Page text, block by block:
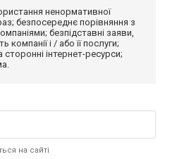
ненормативної
безпосереднє порівняння з
безпідставні заяви,
і / або її послуги;
інтернет-ресурси;
на сайті